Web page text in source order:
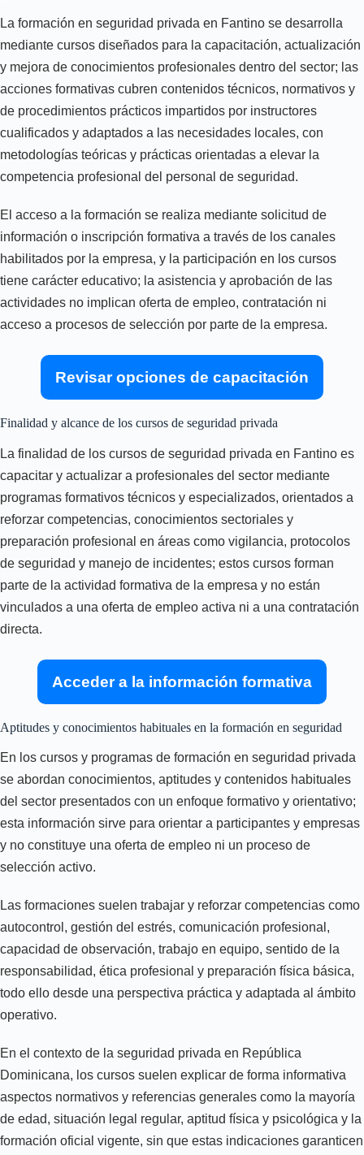
La formación en seguridad privada en Fantino se desarrolla
mediante cursos diseñados para la capacitación, actualización
y mejora de conocimientos profesionales dentro del sector; las
acciones formativas cubren contenidos técnicos, normativos y
de procedimientos prácticos impartidos por instructores
cualificados y adaptados a las necesidades locales, con
metodologías teóricas y prácticas orientadas a elevar la
competencia profesional del personal de seguridad.
El acceso a la formación se realiza mediante solicitud de
información o inscripción formativa a través de los canales
habilitados por la empresa, y la participación en los cursos
tiene carácter educativo; la asistencia y aprobación de las
actividades no implican oferta de empleo, contratación ni
acceso a procesos de selección por parte de la empresa.
Revisar opciones de capacitación
Finalidad y alcance de los cursos de seguridad privada
La finalidad de los cursos de seguridad privada en Fantino es
capacitar y actualizar a profesionales del sector mediante
programas formativos técnicos y especializados, orientados a
reforzar competencias, conocimientos sectoriales y
preparación profesional en áreas como vigilancia, protocolos
de seguridad y manejo de incidentes; estos cursos forman
parte de la actividad formativa de la empresa y no están
vinculados a una oferta de empleo activa ni a una contratación
directa.
Acceder a la información formativa
Aptitudes y conocimientos habituales en la formación en seguridad
En los cursos y programas de formación en seguridad privada
se abordan conocimientos, aptitudes y contenidos habituales
del sector presentados con un enfoque formativo y orientativo;
esta información sirve para orientar a participantes y empresas
y no constituye una oferta de empleo ni un proceso de
selección activo.
Las formaciones suelen trabajar y reforzar competencias como
autocontrol, gestión del estrés, comunicación profesional,
capacidad de observación, trabajo en equipo, sentido de la
responsabilidad, ética profesional y preparación física básica,
todo ello desde una perspectiva práctica y adaptada al ámbito
operativo.
En el contexto de la seguridad privada en República
Dominicana, los cursos suelen explicar de forma informativa
aspectos normativos y referencias generales como la mayoría
de edad, situación legal regular, aptitud física y psicológica y la
formación oficial vigente, sin que estas indicaciones garanticen